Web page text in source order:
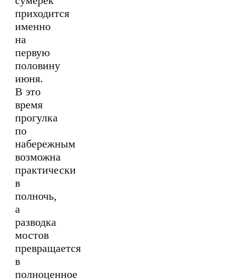
приходится
именно
на
первую
половину
июня.
В это
время
прогулка
по
набережным
возможна
практически
в
полночь,
а
разводка
мостов
превращается
в
полноценное